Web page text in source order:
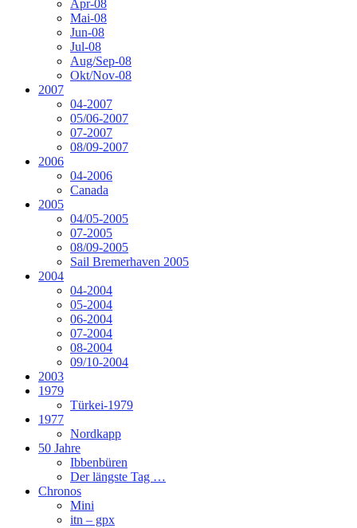
Apr-08
Mai-08
Jun-08
Jul-08
Aug/Sep-08
Okt/Nov-08
2007
04-2007
05/06-2007
07-2007
08/09-2007
2006
04-2006
Canada
2005
04/05-2005
07-2005
08/09-2005
Sail Bremerhaven 2005
2004
04-2004
05-2004
06-2004
07-2004
08-2004
09/10-2004
2003
1979
Türkei-1979
1977
Nordkapp
50 Jahre
Ibbenbüren
Der längste Tag …
Chronos
Mini
itn – gpx